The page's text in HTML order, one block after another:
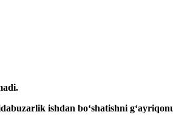
ishdan boʻshatishni